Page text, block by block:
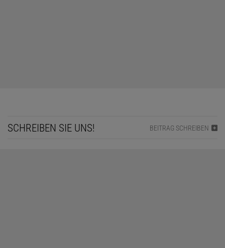
SCHREIBEN SIE UNS! BEITRAG SCHREIBEN